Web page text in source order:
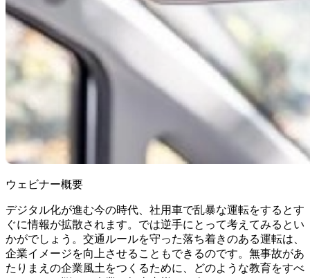
ウェビナー概要
デジタル化が進む今の時代、社用車で乱暴な運転をするとす
ぐに情報が拡散されます。では逆手にとって考えてみるとい
かがでしょう。交通ルールを守った落ち着きのある運転は、
企業イメージを向上させることもできるのです。無事故があ
たりまえの企業風土をつくるために、どのような教育をすべ